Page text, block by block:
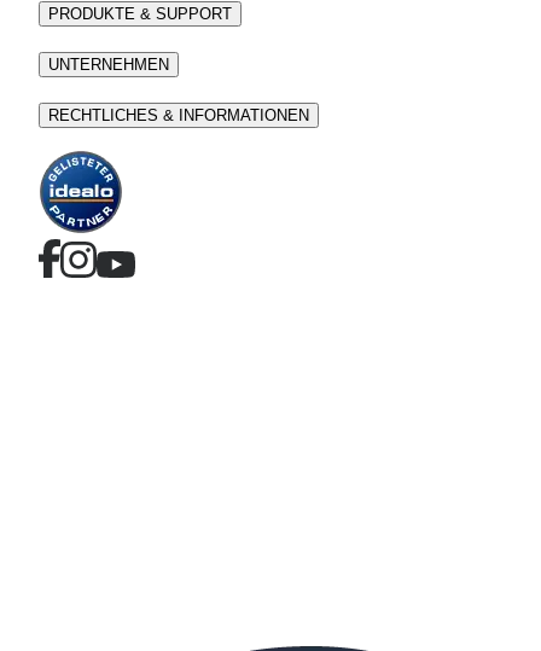
PRODUKTE & SUPPORT
UNTERNEHMEN
RECHTLICHES & INFORMATIONEN